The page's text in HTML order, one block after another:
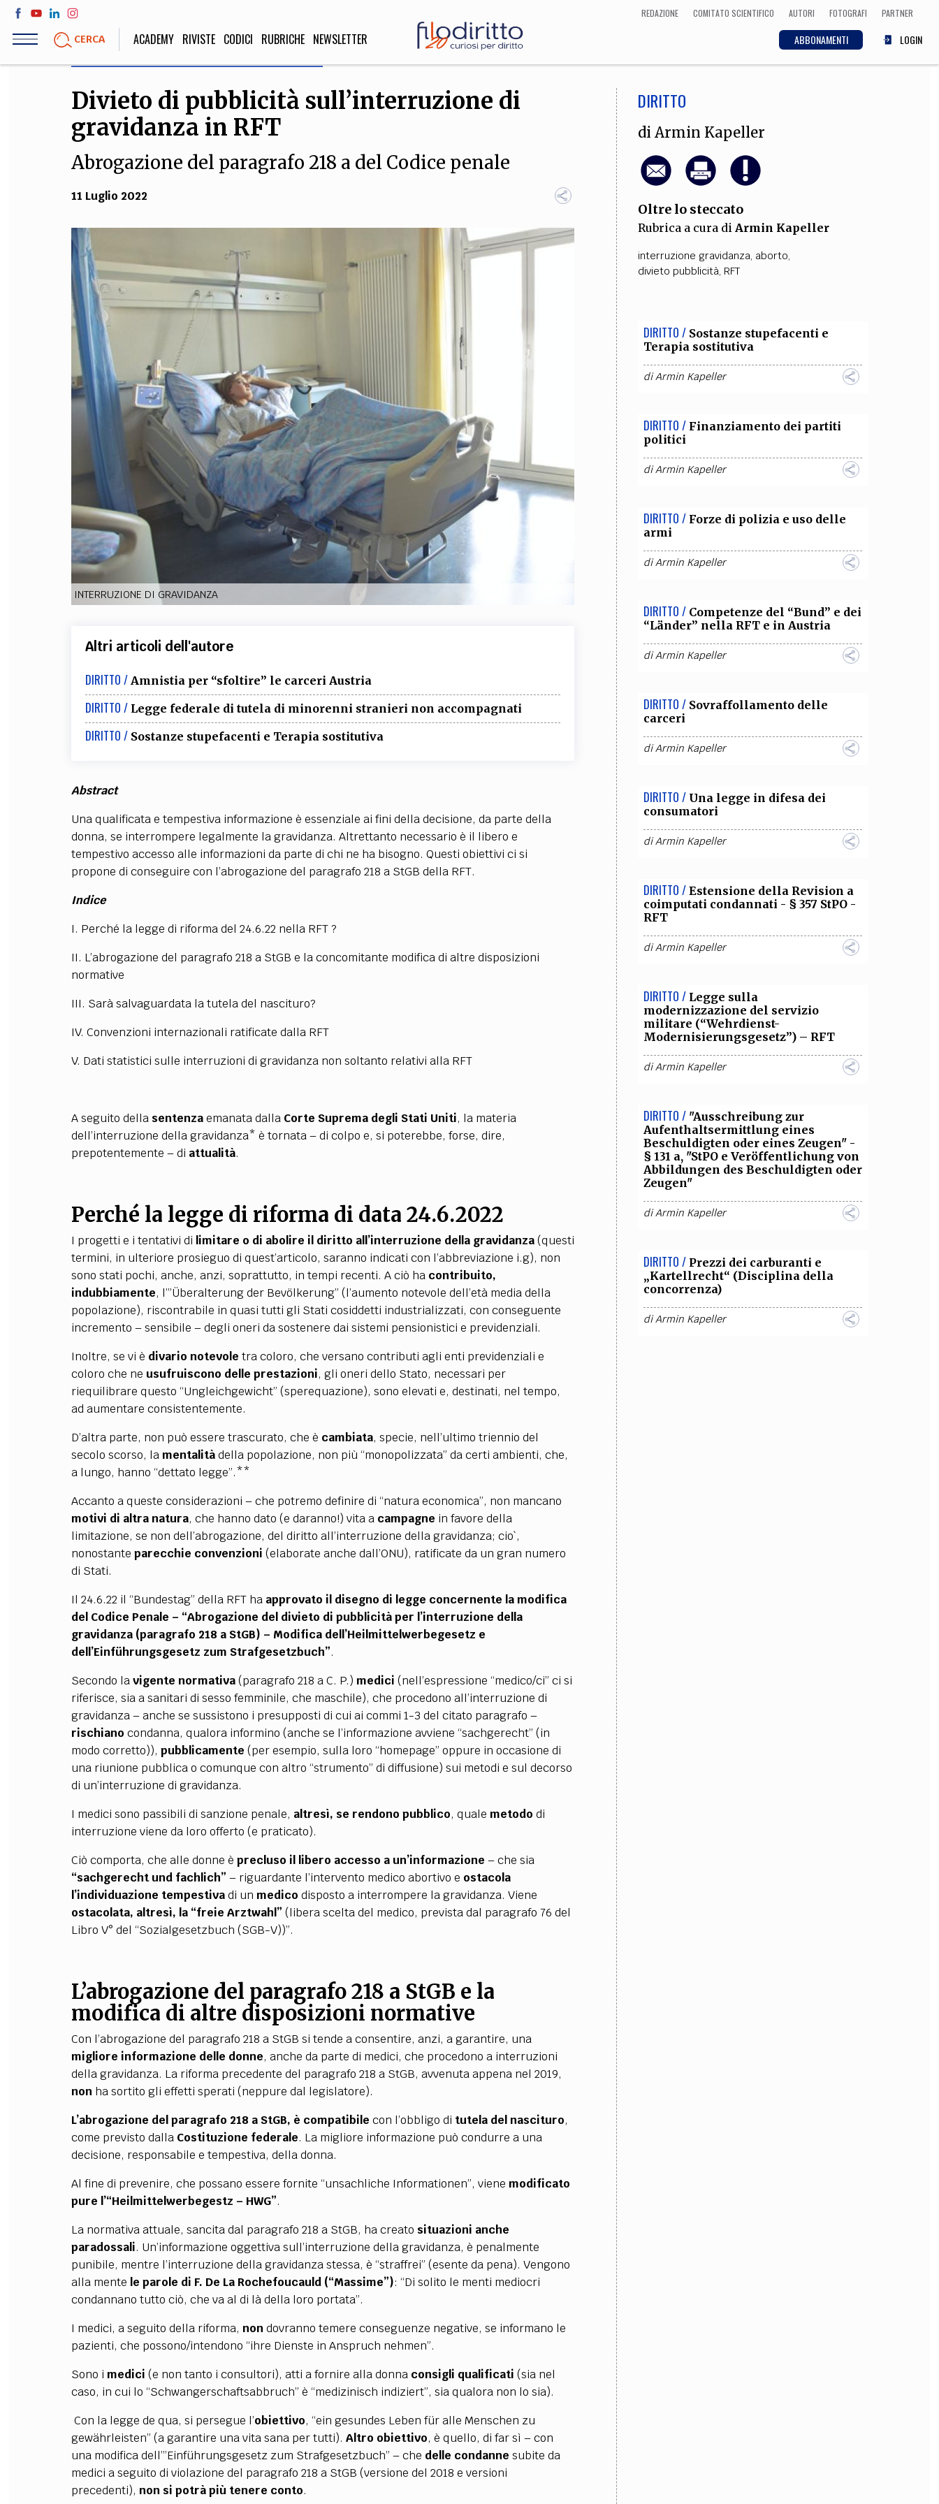
Salta
contenuto
REDAZIONE COMITATO SCIENTIFICO AUTORI FOTOGRAFI PARTNER
CERCA ABBONAMENTI LOGIN
ACADEMY RIVISTE CODICI RUBRICHE NEWSLETTER
LIFE STYLE
Sport, Cucina, Viaggi,
SOCIETÀ
Politica, Attualità,
ECONOMIA
STORIA E FILOSOFIA
umanistiche, Religione
INNOVAZIONE
Scienze informatiche,
Architettura, Ingegneria
CULTURA
Arte, Cinema, Musica,
Letteratura
COMITATO SCIENTIFICO AUTORI COLLABORA CON NOI
CODICI RUBRICHE LIBRI
SOCIAL MEDIA
Divieto di pubblicità sull’interruzione di
gravidanza in RFT
Abrogazione del paragrafo 218 a del Codice penale
11 Luglio 2022
INTERRUZIONE DI GRAVIDANZA
Altri articoli dell'autore
DIRITTO / Amnistia per “sfoltire” le carceri Austria
DIRITTO / Legge federale di tutela di minorenni stranieri non accompagnati
DIRITTO / Sostanze stupefacenti e Terapia sostitutiva
Abstract
Una qualificata e tempestiva informazione è essenziale ai fini della decisione, da parte della
donna, se interrompere legalmente la gravidanza. Altrettanto necessario è il libero e
tempestivo accesso alle informazioni da parte di chi ne ha bisogno. Questi obiettivi ci si
propone di conseguire con l’abrogazione del paragrafo 218 a StGB della RFT.
Indice
I. Perché la legge di riforma del 24.6.22 nella RFT ?
II. L’abrogazione del paragrafo 218 a StGB e la concomitante modifica di altre disposizioni
normative
III. Sarà salvaguardata la tutela del nascituro?
IV. Convenzioni internazionali ratificate dalla RFT
V. Dati statistici sulle interruzioni di gravidanza non soltanto relativi alla RFT
A seguito della sentenzaemanata dalla Corte Suprema degli Stati Uniti, la materia
dell’interruzione della gravidanza* è tornata – di colpo e, si poterebbe, forse, dire,
prepotentemente – di attualità.
Perché la legge di riforma di data 24.6.2022
I progetti e i tentativi di limitare o di abolire il diritto all’interruzione della gravidanza(questi
termini, in ulteriore prosieguo di quest’articolo, saranno indicati con l’abbreviazione i.g), non
sono stati pochi, anche, anzi, soprattutto, in tempi recenti. A ciò ha contribuito,
indubbiamente, l’”Überalterung der Bevölkerung” (l’aumento notevole dell’età media della
popolazione), riscontrabile in quasi tutti gli Stati cosiddetti industrializzati, con conseguente
incremento – sensibile – degli oneri da sostenere dai sistemi pensionistici e previdenziali.
Inoltre, se vi è divario notevole tra coloro, che versano contributi agli enti previdenziali e
coloro che ne usufruiscono delle prestazioni, gli oneri dello Stato, necessari per
riequilibrare questo “Ungleichgewicht” (sperequazione), sono elevati e, destinati, nel tempo,
ad aumentare consistentemente.
D’altra parte, non può essere trascurato, che è cambiata, specie, nell’ultimo triennio del
secolo scorso, la mentalitàdella popolazione, non più “monopolizzata” da certi ambienti, che,
a lungo, hanno “dettato legge”.**
Accanto a queste considerazioni – che potremo definire di “natura economica”, non mancano
motivi di altra natura, che hanno dato (e daranno!) vita a campagne in favore della
limitazione, se non dell’abrogazione, del diritto all’interruzione della gravidanza; cio`,
nonostante parecchie convenzioni (elaborate anche dall’ONU), ratificate da un gran numero
di Stati.
Il 24.6.22 il “Bundestag” della RFT ha approvato il disegno di legge concernente la modifica
del Codice Penale – “Abrogazione del divieto di pubblicità per l’interruzione della
gravidanza (paragrafo 218 a StGB) – Modifica dell’Heilmittelwerbegesetz e
dell’Einführungsgesetz zum Strafgesetzbuch”.
Secondo lavigente normativa(paragrafo 218 a C. P.) medici (nell’espressione “medico/ci” ci si
riferisce, sia a sanitari di sesso femminile, che maschile), che procedono all’interruzione di
gravidanza – anche se sussistono i presupposti di cui ai commi 1-3 del citato paragrafo –
rischiano condanna, qualora informino (anche se l’informazione avviene “sachgerecht” (in
modo corretto)), pubblicamente (per esempio, sulla loro “homepage” oppure in occasione di
una riunione pubblica o comunque con altro “strumento” di diffusione) sui metodi e sul decorso
di un’interruzione di gravidanza.
I medici sono passibili di sanzione penale, altresì, se rendono pubblico, quale metodo di
interruzione viene da loro offerto (e praticato).
Ciò comporta, che alle donne è precluso il libero accesso a un’informazione – che sia
“sachgerecht und fachlich” – riguardante l’intervento medico abortivo e ostacola
l’individuazione tempestivadi un medico disposto a interrompere la gravidanza. Viene
ostacolata, altresì, la “freie Arztwahl” (libera scelta del medico, prevista dal paragrafo 76 del
Libro V° del “Sozialgesetzbuch (SGB-V))”.
L’abrogazione del paragrafo 218 a StGB e la
modifica di altre disposizioni normative
Con l’abrogazione del paragrafo 218 a StGB si tende a consentire, anzi, a garantire, una
migliore informazione delle donne, anche da parte di medici, che procedono a interruzioni
della gravidanza. La riforma precedente del paragrafo 218 a StGB, avvenuta appena nel 2019,
nonha sortito gli effetti sperati (neppure dal legislatore).
L’abrogazione del paragrafo 218 a StGB, è compatibile con l’obbligo di tutela del nascituro,
come previsto dalla Costituzione federale. La migliore informazione può condurre a una
decisione, responsabile e tempestiva, della donna.
Al fine di prevenire, che possano essere fornite “unsachliche Informationen”, viene modificato
pure l’“Heilmittelwerbegestz – HWG”.
La normativa attuale, sancita dal paragrafo 218 a StGB, ha creato situazioni anche
paradossali. Un’informazione oggettiva sull’interruzione della gravidanza, è penalmente
punibile, mentre l’interruzione della gravidanza stessa, è “straffrei” (esente da pena). Vengono
alla mente le parole di F. De La Rochefoucauld (“Massime”): “Di solito le menti mediocri
condannano tutto ciò, che va al di là della loro portata”.
I medici, a seguito della riforma, nondovranno temere conseguenze negative, se informano le
pazienti, che possono/intendono “ihre Dienste in Anspruch nehmen”.
Sono i medici (e non tanto i consultori), atti a fornire alla donna consigli qualificati (sia nel
caso, in cui lo “Schwangerschaftsabbruch” è “medizinisch indiziert”, sia qualora non lo sia).
Con la legge de qua, si persegue l’obiettivo, “ein gesundes Leben für alle Menschen zu
gewährleisten” (a garantire una vita sana per tutti). Altro obiettivo, è quello, di far sì – con
una modifica dell’”Einführungsgesetz zum Strafgesetzbuch” – che delle condanne subite da
medici a seguito di violazione del paragrafo 218 a StGB (versione del 2018 e versioni
precedenti), non si potrà più tenere conto.
DIRITTO
di Armin Kapeller
Oltre lo steccato
Rubrica a cura di Armin Kapeller
interruzione gravidanza, aborto,
divieto pubblicità, RFT
DIRITTO / Sostanze stupefacenti e
Terapia sostitutiva
diArmin Kapeller
DIRITTO / Finanziamento dei partiti
politici
diArmin Kapeller
DIRITTO / Forze di polizia e uso delle
armi
diArmin Kapeller
DIRITTO / Competenze del “Bund” e dei
“Länder” nella RFT e in Austria
diArmin Kapeller
DIRITTO / Sovraffollamento delle
carceri
diArmin Kapeller
DIRITTO / Una legge in difesa dei
consumatori
diArmin Kapeller
DIRITTO / Estensione della Revision a
coimputati condannati - § 357 StPO -
RFT
diArmin Kapeller
DIRITTO / Legge sulla
modernizzazione del servizio
militare (“Wehrdienst-
Modernisierungsgesetz”) – RFT
diArmin Kapeller
DIRITTO / "Ausschreibung zur
Aufenthaltsermittlung eines
Beschuldigten oder eines Zeugen" -
§ 131 a, "StPO e Veröffentlichung von
Abbildungen des Beschuldigten oder
Zeugen"
diArmin Kapeller
DIRITTO / Prezzi dei carburanti e
„Kartellrecht“ (Disciplina della
concorrenza)
diArmin Kapeller